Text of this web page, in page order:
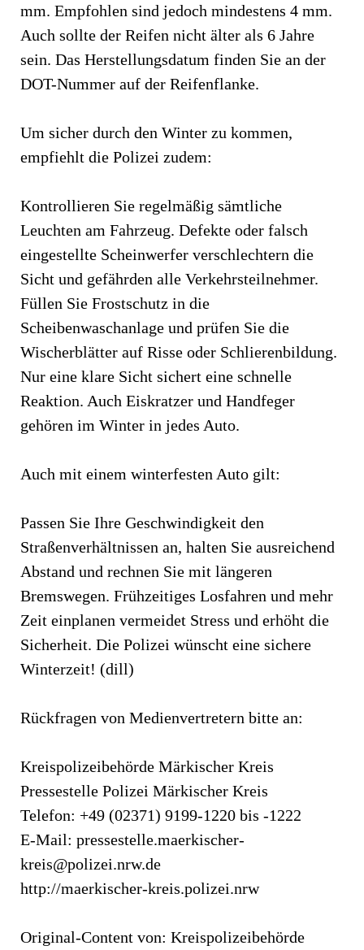
mm. Empfohlen sind jedoch mindestens 4 mm.
Auch sollte der Reifen nicht älter als 6 Jahre
sein. Das Herstellungsdatum finden Sie an der
DOT-Nummer auf der Reifenflanke.
Um sicher durch den Winter zu kommen,
empfiehlt die Polizei zudem:
Kontrollieren Sie regelmäßig sämtliche
Leuchten am Fahrzeug. Defekte oder falsch
eingestellte Scheinwerfer verschlechtern die
Sicht und gefährden alle Verkehrsteilnehmer.
Füllen Sie Frostschutz in die
Scheibenwaschanlage und prüfen Sie die
Wischerblätter auf Risse oder Schlierenbildung.
Nur eine klare Sicht sichert eine schnelle
Reaktion. Auch Eiskratzer und Handfeger
gehören im Winter in jedes Auto.
Auch mit einem winterfesten Auto gilt:
Passen Sie Ihre Geschwindigkeit den
Straßenverhältnissen an, halten Sie ausreichend
Abstand und rechnen Sie mit längeren
Bremswegen. Frühzeitiges Losfahren und mehr
Zeit einplanen vermeidet Stress und erhöht die
Sicherheit. Die Polizei wünscht eine sichere
Winterzeit! (dill)
Rückfragen von Medienvertretern bitte an:
Kreispolizeibehörde Märkischer Kreis
Pressestelle Polizei Märkischer Kreis
Telefon: +49 (02371) 9199-1220 bis -1222
E-Mail: pressestelle.maerkischer-
kreis@polizei.nrw.de
http://maerkischer-kreis.polizei.nrw
Original-Content von: Kreispolizeibehörde